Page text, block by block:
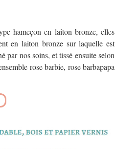
hameçon en laiton bronze, elles
en laiton bronze sur laquelle est
par nos soins, et tissé ensuite selon
rose barbie, rose barbapapa